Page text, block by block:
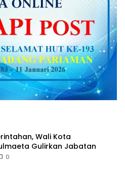
Wali Kota
Gulirkan Jabatan
0